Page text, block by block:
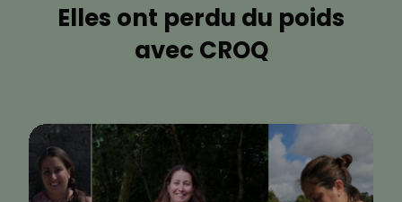
Elles ont perdu du poids
avec CROQ